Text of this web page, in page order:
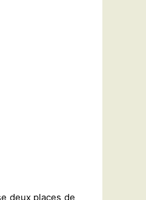
deux places de